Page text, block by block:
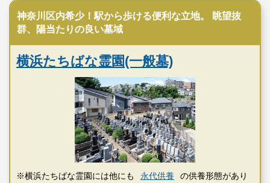
神奈川区内希少！駅から歩ける便利な立地。 眺望抜
群、陽当たりの良い墓域
横浜たちばな霊園(一般墓)
※横浜たちばな霊園には他にも 永代供養
の供養形態があり